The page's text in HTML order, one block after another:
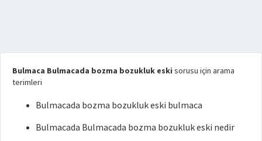
Bulmaca Bulmacada bozma bozukluk eski sorusu için arama
terimleri
Bulmacada bozma bozukluk eski bulmaca
Bulmacada Bulmacada bozma bozukluk eski nedir